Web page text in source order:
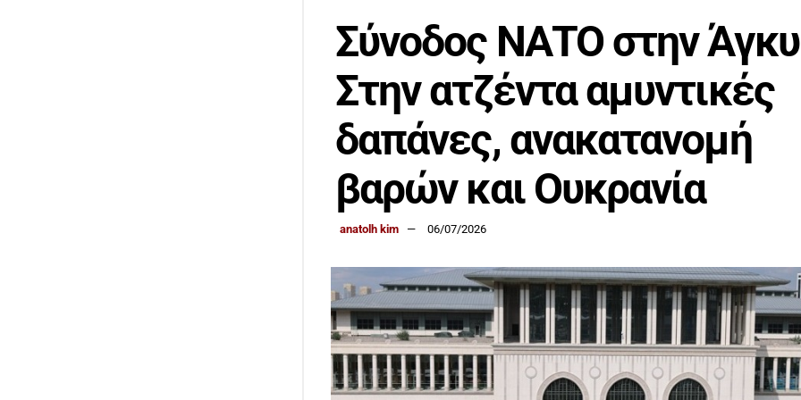
Σύνοδος ΝΑΤΟ στην
Στην ατζέντα αμυντικές
δαπάνες, ανακατανομή
βαρών και Ουκρανία
anatolh kim 06/07/2026